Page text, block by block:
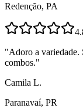
Redenção, PA
"Adoro a variedade.
combos."
Camila L.
Paranavaí, PR